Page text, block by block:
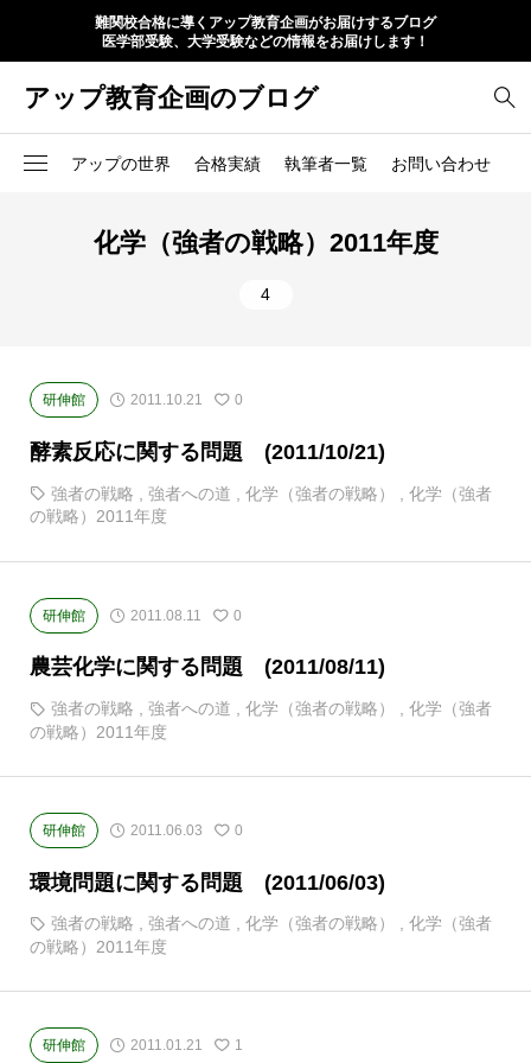
難関校合格に導くアップ教育企画がお届けするブログ
医学部受験、大学受験などの情報をお届けします！
アップ教育企画のブログ
アップの世界 合格実績 執筆者一覧 お問い合わせ
化学（強者の戦略）2011年度
4
研伸館 2011.10.21 0
酵素反応に関する問題 (2011/10/21)
強者の戦略 強者への道 化学（強者の戦略）
化学（強者
の戦略）2011年度
研伸館 2011.08.11 0
農芸化学に関する問題 (2011/08/11)
強者の戦略 強者への道 化学（強者の戦略）
化学（強者
の戦略）2011年度
研伸館 2011.06.03 0
環境問題に関する問題 (2011/06/03)
強者の戦略 , 強者への道 , 化学（強者の戦略） , 化学（強者
の戦略）2011年度
研伸館 2011.01.21 1